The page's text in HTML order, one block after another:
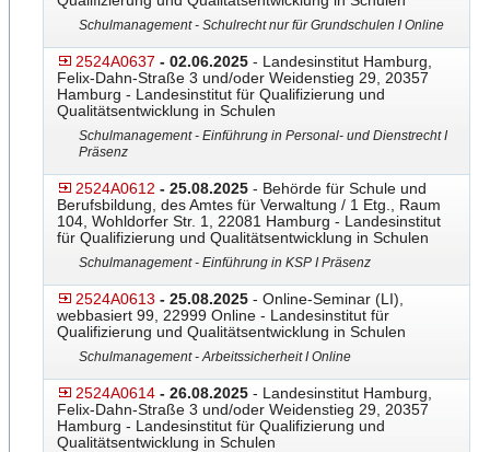
Schulmanagement - Schulrecht nur für Grundschulen I Online
2524A0637 - 02.06.2025 - Landesinstitut Hamburg,
Felix-Dahn-Straße 3 und/oder Weidenstieg 29, 20357
Hamburg - Landesinstitut für Qualifizierung und
Qualitätsentwicklung in Schulen
Schulmanagement - Einführung in Personal- und Dienstrecht I
Präsenz
2524A0612 - 25.08.2025 - Behörde für Schule und
Berufsbildung, des Amtes für Verwaltung / 1 Etg., Raum
104, Wohldorfer Str. 1, 22081 Hamburg - Landesinstitut
für Qualifizierung und Qualitätsentwicklung in Schulen
Schulmanagement - Einführung in KSP I Präsenz
2524A0613 - 25.08.2025 - Online-Seminar (LI),
webbasiert 99, 22999 Online - Landesinstitut für
Qualifizierung und Qualitätsentwicklung in Schulen
Schulmanagement - Arbeitssicherheit I Online
2524A0614 - 26.08.2025 - Landesinstitut Hamburg,
Felix-Dahn-Straße 3 und/oder Weidenstieg 29, 20357
Hamburg - Landesinstitut für Qualifizierung und
Qualitätsentwicklung in Schulen